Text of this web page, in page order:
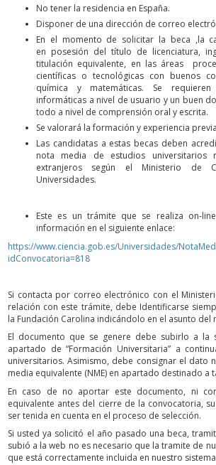
No tener la residencia en España.
Disponer de una dirección de correo
En el momento de solicitar la beca ,la
en posesión del título de licenciatura,
titulación equivalente, en las áreas
científicas o tecnológicas con buenos
química y matemáticas. Se
informáticas a nivel de usuario y un buen
todo a nivel de comprensión oral y escrita.
Se valorará la formación y experiencia
Las candidatas a estas becas deben
nota media de estudios universitarios
extranjeros según el Ministerio de
Universidades.
Este es un trámite que se realiza on-
información en el siguiente enlace:
https://www.ciencia.gob.es/Universidades/
idConvocatoria=818
Si contacta por correo electrónico con el
relación con este trámite, debe Identificarse
la Fundación Carolina indicándolo en el asunto del
El documento que se genere debe subirlo a la
apartado de “Formación Universitaria” a
universitarios. Asimismo, debe consignar el dato
media equivalente (NME) en apartado destinado a
En caso de no aportar este documento, ni
equivalente antes del cierre de la convocatoria,
ser tenida en cuenta en el proceso de selección.
Si usted ya solicitó el año pasado una beca,
subió a la web no es necesario que la tramite de
que está correctamente incluida en nuestro